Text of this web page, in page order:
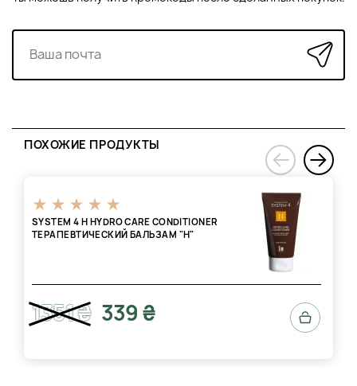
ПОХОЖИЕ ПРОДУКТЫ
SYSTEM 4 H HYDRO CARE CONDITIONER
ТЕРАПЕВТИЧЕСКИЙ БАЛЬЗАМ "H"
1351 ₴ 339 ₴
‹
›